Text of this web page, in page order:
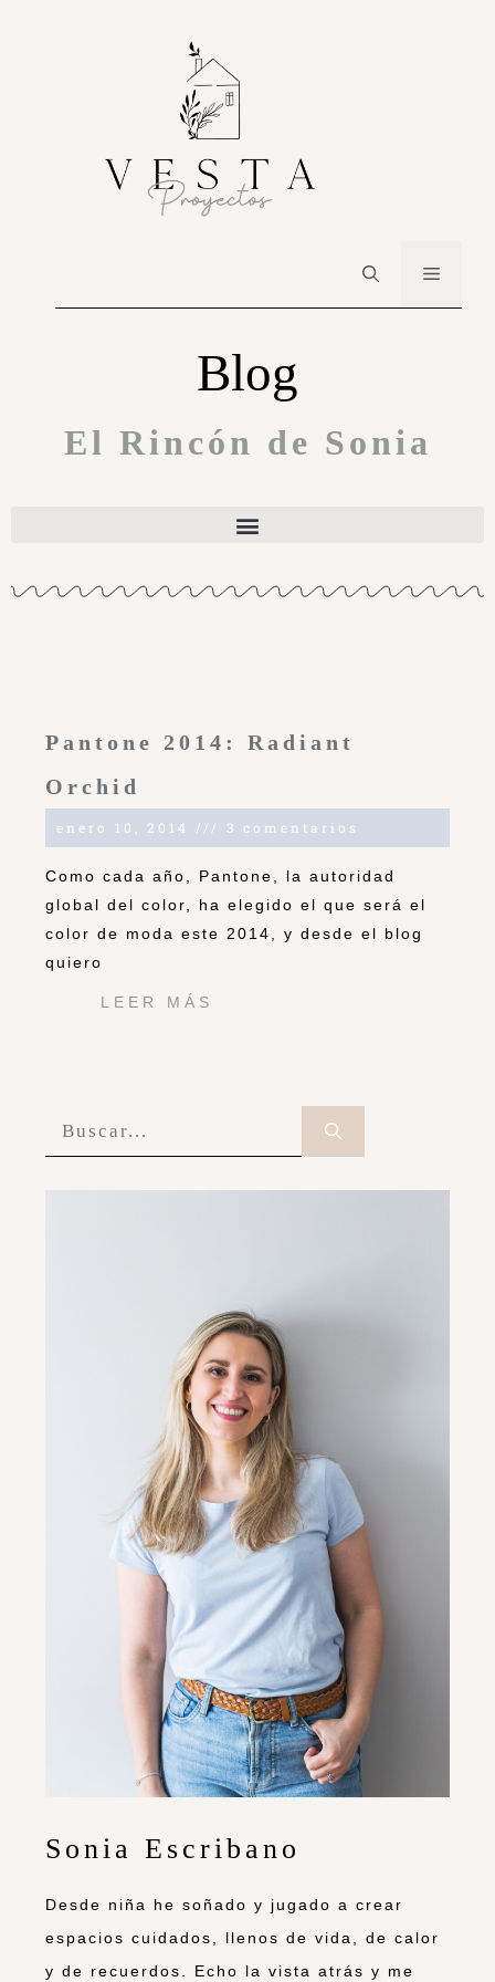
Blog
El Rincón de Sonia
Pantone 2014: Radiant
Orchid
enero 10, 2014 3 comentarios
Como cada año, Pantone, la autoridad
global del color, ha elegido el que será el
color de moda este 2014, y desde el blog
quiero
LEER MÁS
Sonia Escribano
Desde niña he soñado y jugado a crear
espacios cuidados, llenos de vida, de calor
y de recuerdos. Echo la vista atrás y me